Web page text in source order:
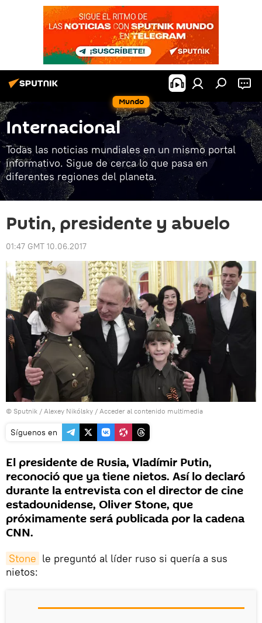
Mundo
Internacional
Todas las noticias mundiales en un mismo portal
informativo. Sigue de cerca lo que pasa en
diferentes regiones del planeta.
Putin, presidente y abuelo
01:47 GMT 10.06.2017
© Sputnik / Alexey Nikólsky / Acceder al contenido multimedia
Síguenos en
El presidente de Rusia, Vladímir Putin,
reconoció que ya tiene nietos. Así lo declaró
durante la entrevista con el director de cine
estadounidense, Oliver Stone, que
próximamente será publicada por la cadena
CNN.
Stone le preguntó al líder ruso si quería a sus
nietos: